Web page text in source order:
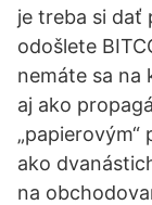
je treba si dať
odošlete
nemáte sa na
aj ako
ako
na